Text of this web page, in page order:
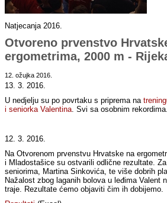
Natjecanja 2016.
Otvoreno prvenstvo
ergometrima, 2000 m -
12. ožujka 2016.
13. 3. 2016.
U nedjelju su po povrtaku s priprema na
i seniorka Valentina. Svi sa osobnim
12. 3. 2016.
Na Otvorenom prvenstvu Hrvatske na
i Mladostašice su ostvarili odlične rezultate.
seniorima, Martina Sinkovića, te više dobrih
Nažalost zbog laganih bolova u leđima Valent
traje. Rezultate ćemo objaviti čim ih dobijemo.